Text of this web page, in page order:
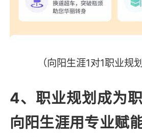
（向阳生涯1对1职业规
4、职业规划成为职
向阳生涯用专业赋